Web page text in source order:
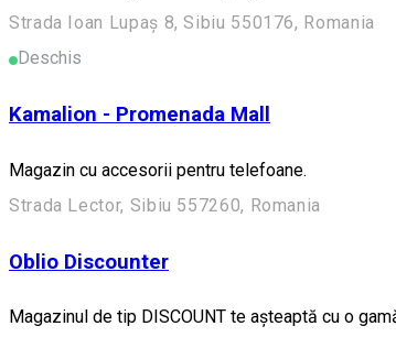
Strada Ioan Lupaș 8, Sibiu 550176, Romania
Deschis
Kamalion - Promenada Mall
Magazin cu accesorii pentru telefoane.
Strada Lector, Sibiu 557260, Romania
Oblio Discounter
Magazinul de tip DISCOUNT te așteaptă cu o